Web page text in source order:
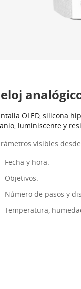
OLED, silicona
luminiscente y
visibles
Fecha y hora.
Objetivos.
Número de pasos y
Temperatura,